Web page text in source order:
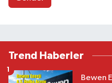
Trend Haberler
Bewen
1